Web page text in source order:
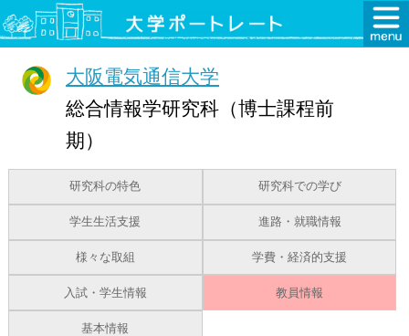
大阪電気通信大学
総合情報学研究科（博士課程前
期）
研究科の特色 研究科での学び
学生生活支援 進路・就職情報
様々な取組 学費・経済的支援
入試・学生情報 教員情報
基本情報